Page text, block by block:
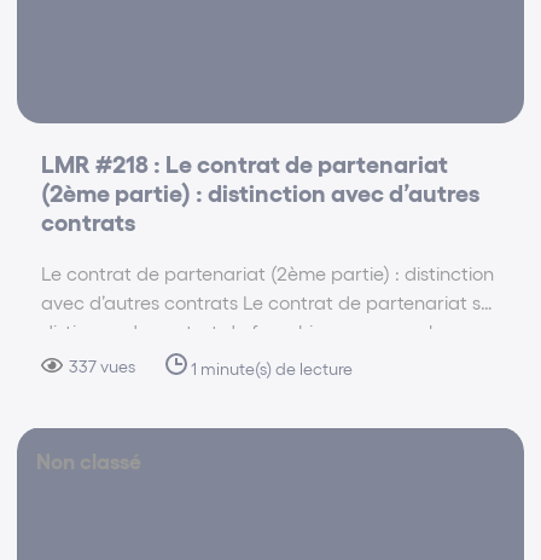
LMR #218 : Le contrat de partenariat
(2ème partie) : distinction avec d’autres
contrats
Le contrat de partenariat (2ème partie) : distinction
avec d’autres contrats Le contrat de partenariat se
distingue du contrat de franchise en ce que les
méthodes transmises ne constituent pas un savoir-
337 vues 1 minute(s) de lecture
Non classé